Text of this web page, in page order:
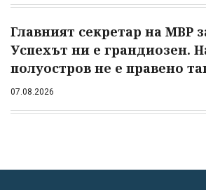
Главният секретар на МВР
Успехът ни е грандиозен.
полуостров не е правено
07.08.2026